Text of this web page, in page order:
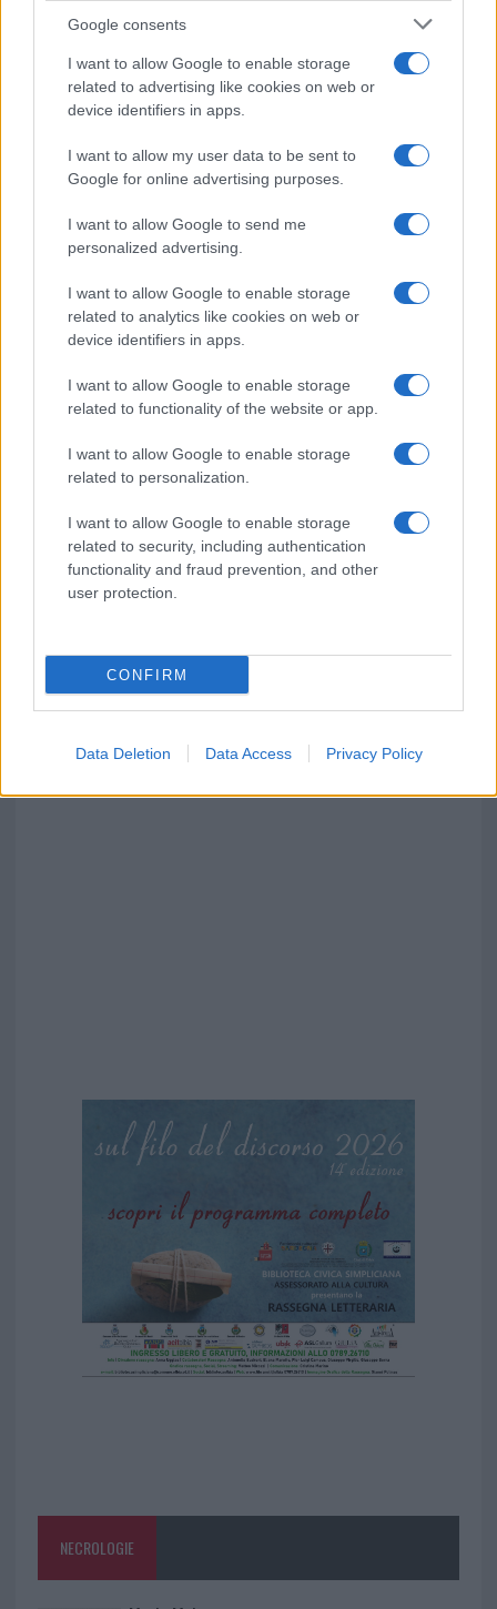
Google consents
I want to allow Google to enable storage
related to advertising like cookies on web or
device identifiers in apps.
I want to allow my user data to be sent to
Google for online advertising purposes.
I want to allow Google to send me
personalized advertising.
I want to allow Google to enable storage
related to analytics like cookies on web or
device identifiers in apps.
I want to allow Google to enable storage
related to functionality of the website or app.
I want to allow Google to enable storage
related to personalization.
I want to allow Google to enable storage
related to security, including authentication
functionality and fraud prevention, and other
user protection.
CONFIRM
Data Deletion Data Access Privacy Policy
Meteo Olbia 6 agosto, migliora il tempo in
Incidente Olbia, poliziotto in vacanza salva 6
persone: due bimbi tra i feriti
Red Valley Festival, musica no-stop a Olbia fino
alle 5
NECROLOGIE